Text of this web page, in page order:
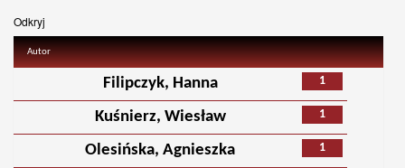
Odkryj
Autor
1
Filipczyk, Hanna
1
Kuśnierz, Wiesław
1
Olesińska, Agnieszka